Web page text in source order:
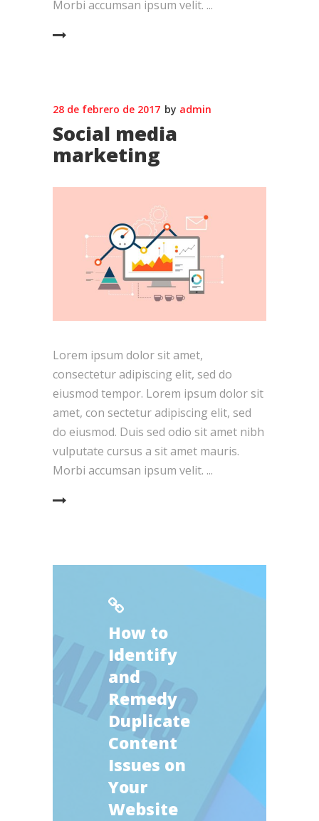
Morbi accumsan ipsum velit.
28 de febrero de 2017 by admin
Social media
marketing
Lorem ipsum dolor sit amet,
consectetur adipiscing elit, sed do
eiusmod tempor. Lorem ipsum dolor sit
amet, con sectetur adipiscing elit, sed
do eiusmod. Duis sed odio sit amet nibh
vulputate cursus a sit amet mauris.
Morbi accumsan ipsum velit.
How to
Identify
and
Remedy
Duplicate
Content
Issues on
Your
Website